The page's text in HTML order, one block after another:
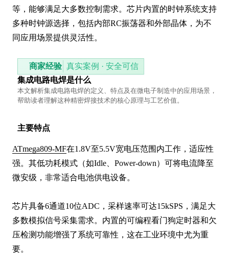
等，能够满足大多数控制需求。芯片内置的时钟系统支持
多种时钟源选择，包括内部RC振荡器和外部晶体，为不
同应用场景提供灵活性。
商家经验 真实案例 · 安全可信
集成电路电焊是什么
本文解析集成电路电焊的定义、特点及在微电子制造中的应用场景，
帮助读者理解这种精密焊接技术的核心原理与工艺价值。
主要特点
ATmega809-MF在1.8V至5.5V宽电压范围内工作，适应性
强。其低功耗模式（如Idle、Power-down）可将电流降至
微安级，非常适合电池供电设备。
芯片具备6通道10位ADC，采样速率可达15kSPS，满足大
多数模拟信号采集需求。内置的可编程看门狗定时器和欠
压检测功能增强了系统可靠性，这在工业环境中尤为重
要。